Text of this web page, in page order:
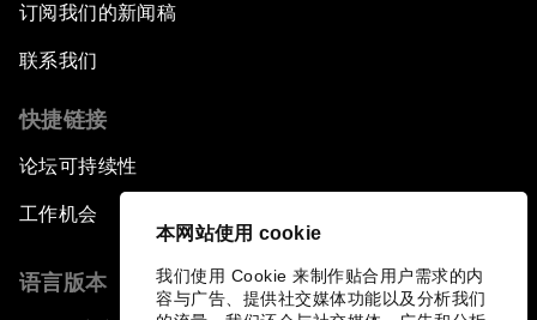
本网站使用 cookie
我们使用 Cookie 来制作贴合用户需求的内
容与广告、提供社交媒体功能以及分析我们
订阅我们的新闻稿
联系我们
快捷链接
论坛可持续性
工作机会
语言版本